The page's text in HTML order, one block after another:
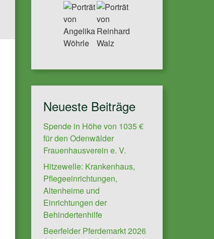
Neueste Beiträge
Spende in Höhe von 1035 €
für den Odenwälder
Frauenhausverein e. V.
Hitzewelle: Krankenhaus,
Pflegeeinrichtungen,
Altenheime und
Einrichtungen der
Behindertenhilfe
Beerfelder Pferdemarkt 2026